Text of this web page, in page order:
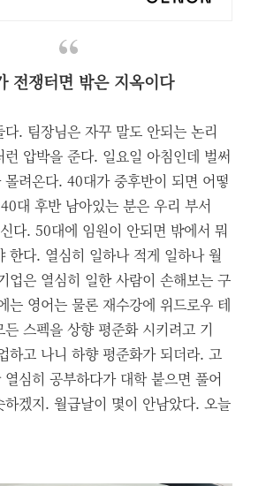
를 제공합니다.
전쟁터면 밖은 지옥이다
다. 팀장님은 자꾸 말도 안되는 논리
압박을 준다. 일요일 아침인데 벌써
려온다. 40대가 중후반이 되면 어떻
대 후반 남아있는 분은 우리 부서
다. 50대에 임원이 안되면 밖에서 뭐
한다. 열심히 일하나 적게 일하나 월
업은 열심히 일한 사람이 손해보는 구
는 영어는 물론 재수강에 위드로우 테
스펙을 상향 평준화 시키려고 기
하고 나니 하향 평준화가 되더라. 고
심히 공부하다가 대학 붙으면 풀어
하겠지. 월급날이 몇이 안남았다. 오늘